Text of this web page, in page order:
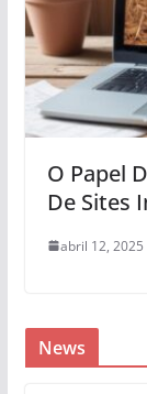
O Papel
De Sites
abril 12, 2025
News